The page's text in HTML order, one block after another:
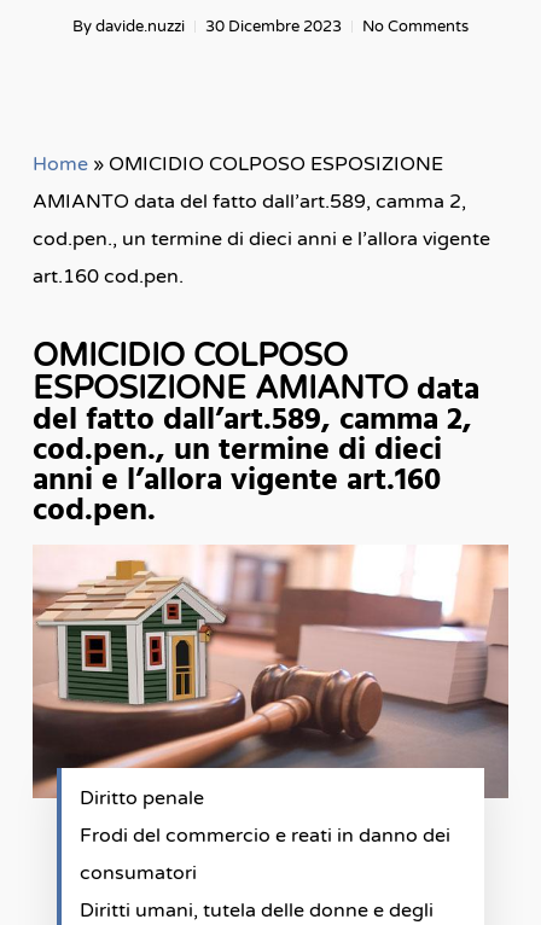
Bydavide.nuzzi 30 Dicembre 2023 No Comments
Home» OMICIDIO COLPOSO ESPOSIZIONE
AMIANTO data del fatto dall’art.589, camma 2,
cod.pen., un termine di dieci anni e l’allora vigente
art.160 cod.pen.
OMICIDIO COLPOSO
ESPOSIZIONE AMIANTO data
del fatto dall’art.589, camma 2,
cod.pen., un termine di dieci
anni e l’allora vigente art.160
cod.pen.
Diritto penale
Frodi del commercio e reati in danno dei
consumatori
Diritti umani, tutela delle donne e degli